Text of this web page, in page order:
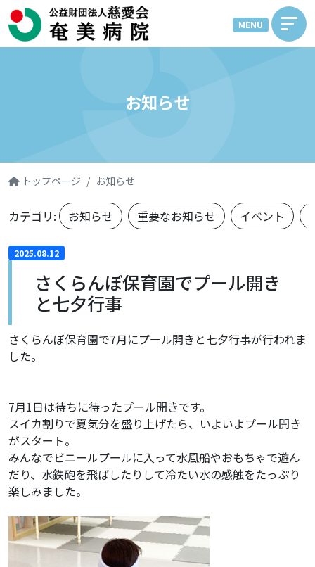
MENU
お知らせ
トップページ お知らせ
カテゴリ: お知らせ 重要なお知らせ イベント
2025.08.12
さくらんぼ保育園でプール開き
と七夕行事
さくらんぼ保育園で7月にプール開きと七夕行事が行われま
した。
7月1日は待ちに待ったプール開きです。
スイカ割りで夏気分を盛り上げたら、いよいよプール開き
がスタート。
みんなでビニールプールに入って水風船やおもちゃで遊ん
だり、水鉄砲を飛ばしたりして冷たい水の感触をたっぷり
楽しみました。